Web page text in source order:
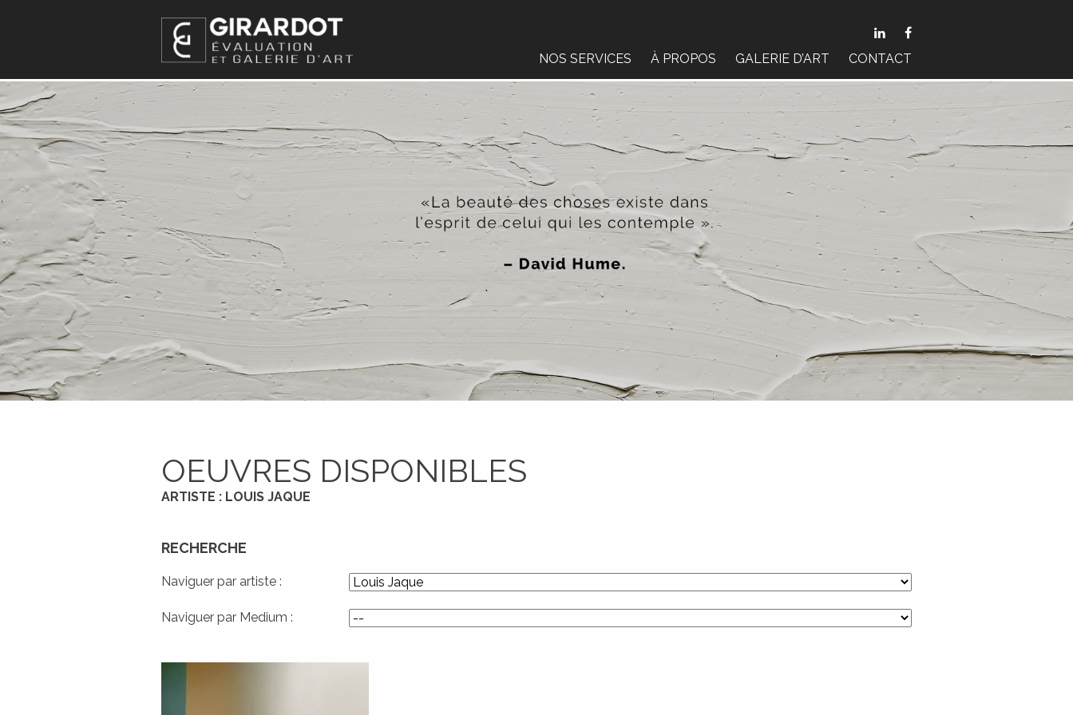
 
NOS SERVICES
À PROPOS
L’ÉVALUATRICE
BLOGUE
PARTENAIRES
GALERIE D’ART CONTACT
OEUVRES DISPONIBLES
ARTISTE : LOUIS JAQUE
RECHERCHE
Naviguer par artiste :
Naviguer par Medium :